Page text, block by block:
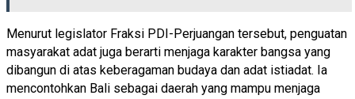
Menurut legislator Fraksi PDI-Perjuangan tersebut, penguatan
masyarakat adat juga berarti menjaga karakter bangsa yang
dibangun di atas keberagaman budaya dan adat istiadat. Ia
mencontohkan Bali sebagai daerah yang mampu menjaga